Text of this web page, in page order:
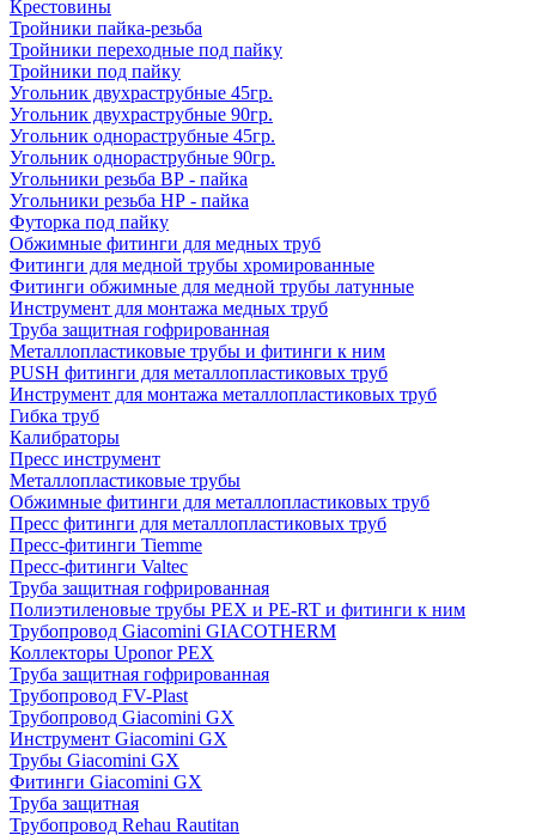
Крестовины
Тройники пайка-резьба
Тройники переходные под пайку
Тройники под пайку
Угольник двухраструбные 45гр.
Угольник двухраструбные 90гр.
Угольник однораструбные 45гр.
Угольник однораструбные 90гр.
Угольники резьба ВР - пайка
Угольники резьба НР - пайка
Футорка под пайку
Обжимные фитинги для медных труб
Фитинги для медной трубы хромированные
Фитинги обжимные для медной трубы латунные
Инструмент для монтажа медных труб
Труба защитная гофрированная
Металлопластиковые трубы и фитинги к ним
PUSH фитинги для металлопластиковых труб
Инструмент для монтажа металлопластиковых труб
Гибка труб
Калибраторы
Пресс инструмент
Металлопластиковые трубы
Обжимные фитинги для металлопластиковых труб
Пресс фитинги для металлопластиковых труб
Пресс-фитинги Tiemme
Пресс-фитинги Valtec
Труба защитная гофрированная
Полиэтиленовые трубы PEX и PE-RT и фитинги к ним
Трубопровод Giacomini GIACOTHERM
Коллекторы Uponor PEX
Труба защитная гофрированная
Трубопровод FV-Plast
Трубопровод Giacomini GX
Инструмент Giacomini GX
Трубы Giacomini GX
Фитинги Giacomini GX
Труба защитная
Трубопровод Rehau Rautitan